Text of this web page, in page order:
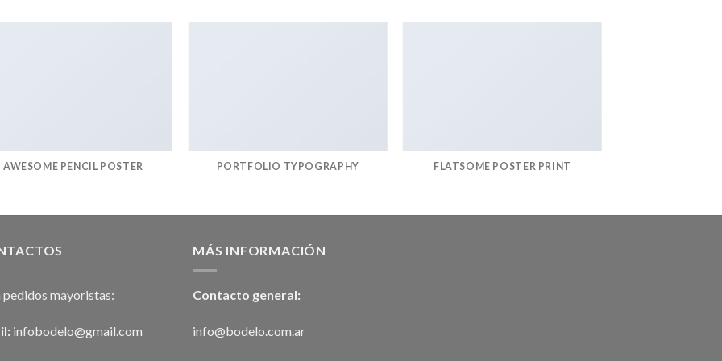
AWESOME PENCIL POSTER PORTFOLIO TYPOGRAPHY FLATSOME POSTER PRINT
pedidos mayoristas:
infobodelo@gmail.com
MÁS INFORMACIÓN
Contacto general:
info@bodelo.com.ar